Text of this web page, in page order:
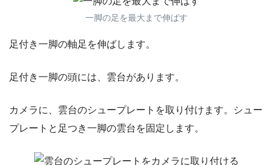
一脚の足を最大まで伸ばす
足付き一脚の軸足を伸ばします。
足付き一脚の頭には、雲台があります。
カメラに、雲台のシュープレートを取り付けます。シュー
プレートと足つき一脚の雲台を固定します。